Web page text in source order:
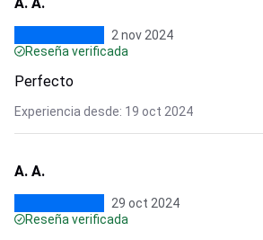
2 nov 2024
Reseña verificada
Perfecto
Experiencia desde: 19 oct 2024
A. A.
29 oct 2024
Reseña verificada